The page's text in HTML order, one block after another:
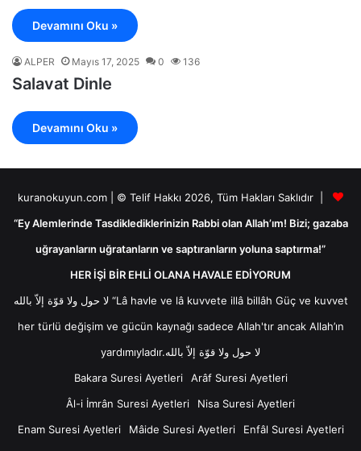
Devamını Oku »
ALPER Mayıs 17, 2025 0 136
Salavat Dinle
Devamını Oku »
kuranokuyun.com | © Telif Hakkı 2026, Tüm Hakları Saklıdır |
“Ey Alemlerinde Tasdiklediklerinizin Rabbi olan Allah’ım! Bizi; gazaba
uğrayanların uğratanların ve saptıranların yoluna saptırma!”
HER İŞİ BİR EHLİ OLANA HAVALE EDİYORUM
لا حول ولا قوّة إلاّ بالله “Lâ havle ve lâ kuvvete illâ billâh Güç ve kuvvet
her türlü değişim ve gücün kaynağı sadece Allah'tır ancak Allah’ın
yardımıyladır.لا حول ولا قوّة إلاّ بالله
Bakara Suresi Ayetleri
Arâf Suresi Ayetleri
Âl-i İmrân Suresi Ayetleri
Nisa Suresi Ayetleri
Enam Suresi Ayetleri
Mâide Suresi Ayetleri
Enfâl Suresi Ayetleri